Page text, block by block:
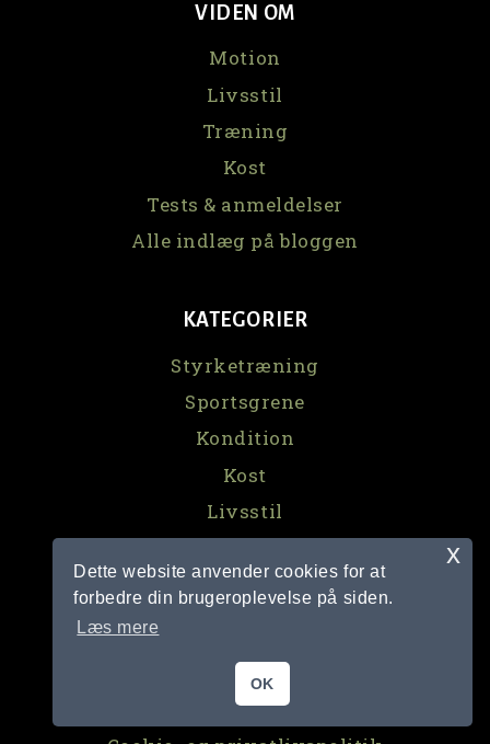
VIDEN OM
Motion
Livsstil
Træning
Kost
Tests & anmeldelser
Alle indlæg på bloggen
KATEGORIER
Styrketræning
Sportsgrene
Kondition
Kost
Livsstil
MERE INFORMATION
Om os
Kontakt
Dette website anvender cookies for at
forbedre din brugeroplevelse på siden.
Læs mere
OK
x